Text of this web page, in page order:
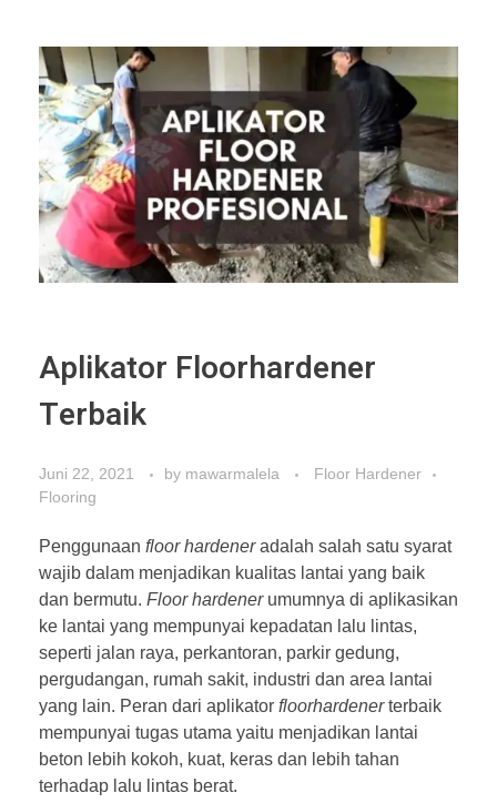
Aplikator Floorhardener
Terbaik
Juni 22, 2021 by mawarmalela
Floor Hardener
Flooring
Penggunaan floor hardeneradalah salah satu syarat
wajib dalam menjadikan kualitas lantai yang baik
dan bermutu. Floor hardener umumnya di aplikasikan
ke lantai yang mempunyai kepadatan lalu lintas,
seperti jalan raya, perkantoran, parkir gedung,
pergudangan, rumah sakit, industri dan area lantai
yang lain. Peran dari aplikator floorhardenerterbaik
mempunyai tugas utama yaitu menjadikan lantai
beton lebih kokoh, kuat, keras dan lebih tahan
terhadap lalu lintas berat.